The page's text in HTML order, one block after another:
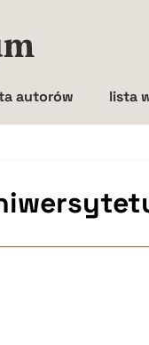
autorów lista